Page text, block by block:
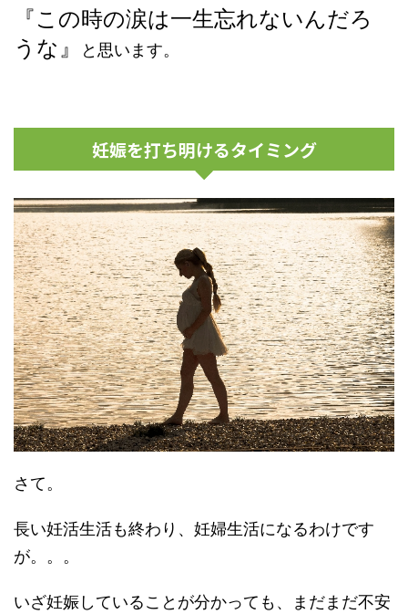
『この時の涙は一生忘れないんだろ
うな』
と思います。
妊娠を打ち明けるタイミング
さて。
長い妊活生活も終わり、妊婦生活になるわけです
が。。。
いざ妊娠していることが分かっても、まだまだ不安